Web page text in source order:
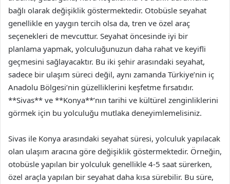
bağlı olarak değişiklik göstermektedir. Otobüsle seyahat
genellikle en yaygın tercih olsa da, tren ve özel araç
seçenekleri de mevcuttur. Seyahat öncesinde iyi bir
planlama yapmak, yolculuğunuzun daha rahat ve keyifli
geçmesini sağlayacaktır. Bu iki şehir arasındaki seyahat,
sadece bir ulaşım süreci değil, aynı zamanda Türkiye’nin iç
Anadolu Bölgesi’nin güzelliklerini keşfetme fırsatıdır.
**Sivas** ve **Konya**’nın tarihi ve kültürel zenginliklerini
görmek için bu yolculuğu mutlaka deneyimlemelisiniz.
Sivas ile Konya arasındaki seyahat süresi, yolculuk yapılacak
olan ulaşım aracına göre değişiklik göstermektedir. Örneğin,
otobüsle yapılan bir yolculuk genellikle 4-5 saat sürerken,
özel araçla yapılan bir seyahat daha kısa sürebilir. Bu süre,